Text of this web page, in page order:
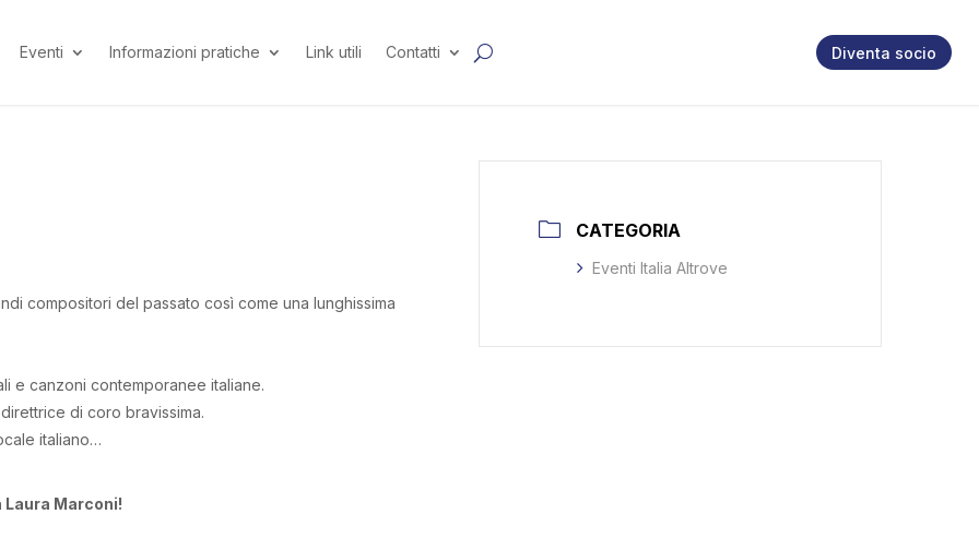
Eventi Informazioni pratiche Link utili Contatti Diventa socio
compositori del passato così come una lunghissima
e canzoni contemporanee italiane.
di coro bravissima.
italiano…
Marconi!
CATEGORIA
Eventi Italia Altrove